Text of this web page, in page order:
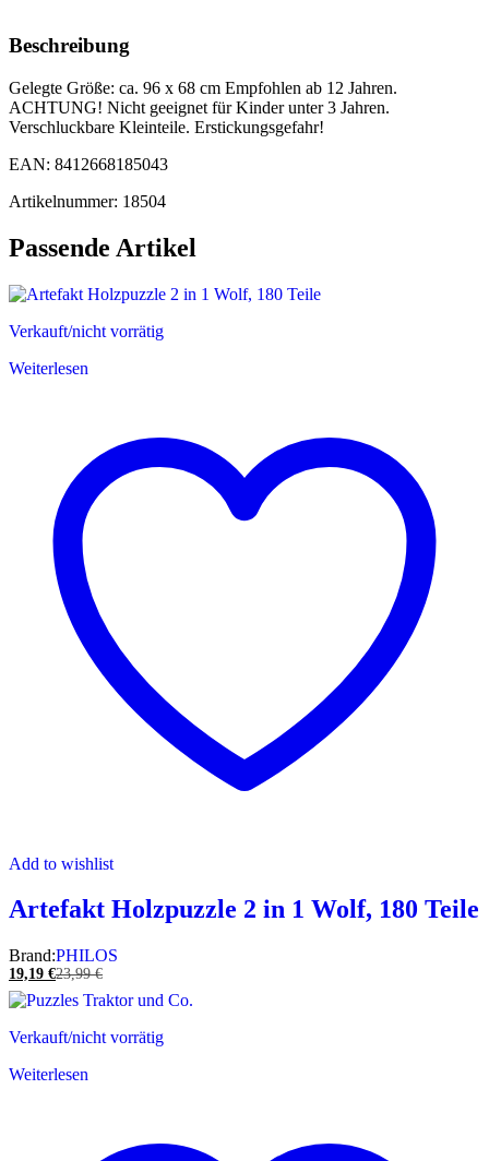
Beschreibung
Gelegte Größe: ca. 96 x 68 cm Empfohlen ab 12 Jahren.
ACHTUNG! Nicht geeignet für Kinder unter 3 Jahren.
Verschluckbare Kleinteile. Erstickungsgefahr!
EAN: 8412668185043
Artikelnummer: 18504
Passende Artikel
Verkauft/nicht vorrätig
Weiterlesen
Add to wishlist
Artefakt Holzpuzzle 2 in 1 Wolf, 180 Teile
Brand:PHILOS
19,19 €23,99€
Verkauft/nicht vorrätig
Weiterlesen